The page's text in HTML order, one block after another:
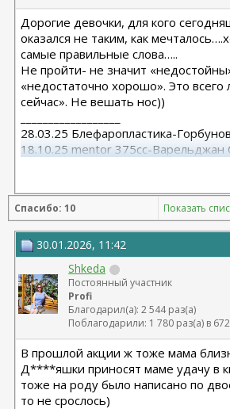
Дорогие девочки, для кого
оказался не таким, как
самые правильные слова…..
Не пройти- не значит
«недостаточно хорошо». Это всего
сейчас». Не вешать нос))
28.03.25 Блефаропластика-
18.10.25 mentor 375cc-Варельджан
Спасибо: 10 Показать
30.01.2026, 11:42
Shkeda
Постоянный участник
Profi
Благодарил(а): 2 544 раз(а)
Поблагодарили: 1 780 раз(а) в
В прошлой акции ж тоже мама
Д****яшки приносят маме удачу в
тоже на роду было написано по
то не срослось)